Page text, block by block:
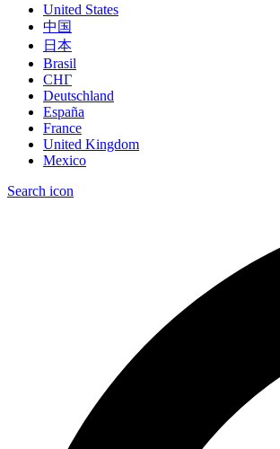
United States
中国
日本
Brasil
СНГ
Deutschland
España
France
United Kingdom
Mexico
Search icon